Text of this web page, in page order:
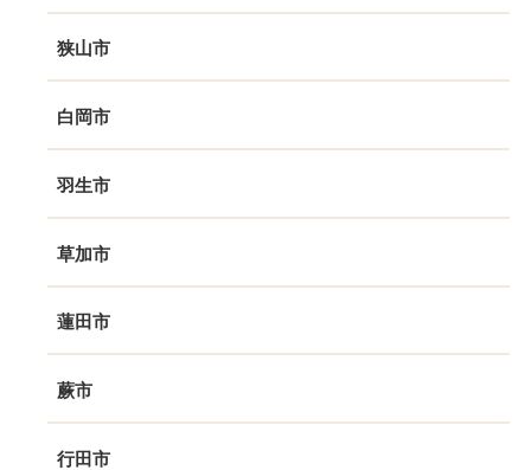
狭山市
白岡市
羽生市
草加市
蓮田市
蕨市
行田市